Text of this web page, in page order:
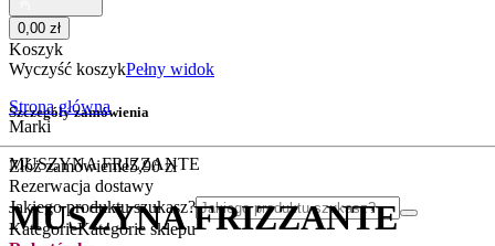
0,00 zł
Koszyk
Wyczyść koszykPełny widok
Szczegóły zamówienia
Złóż zamówienie5,90 zł
Rezerwacja dostawy
Jakiego produktu szukasz?
KategorieKategorie sklepu
Strona główna
Marki
MUSZYNA FRIZZANTE
MUSZYNA FRIZZANTE